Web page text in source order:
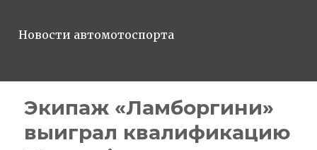
Новости автомотоспорта
Экипаж «Ламборгини»
выиграл квалификацию